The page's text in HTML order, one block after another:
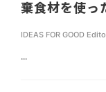
棄食材を使
IDEAS FOR GOOD
...